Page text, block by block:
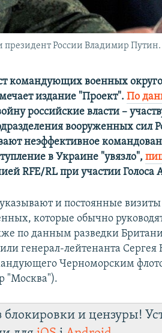
России Владимир
командующих военных
издание "Проект".По
российские власти –
вооруженных сил
неэффективное
в Украине "увязло",
RFE/RL при участии Голоса
и постоянные
которые обычно
по данным разведки
генерал-лейтенанта Сергея
Черноморским
"Москва").
блокировки и цензуры!